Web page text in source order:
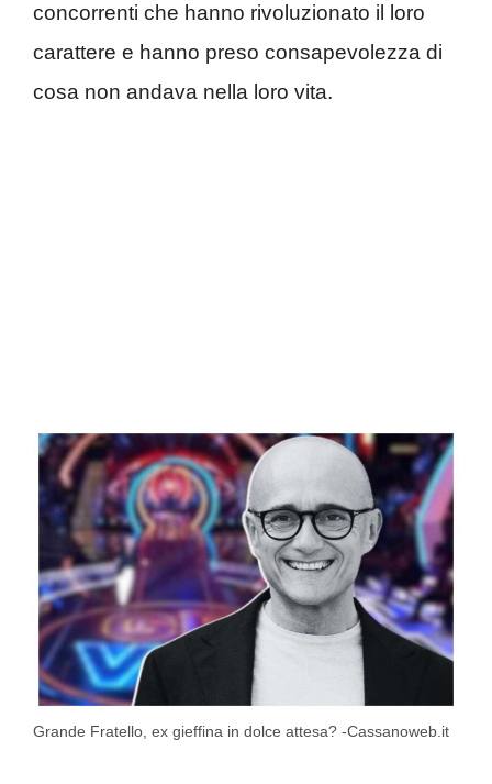
concorrenti che hanno rivoluzionato il loro
carattere e hanno preso consapevolezza di
cosa non andava nella loro vita.
Grande Fratello, ex gieffina in dolce attesa? -Cassanoweb.it